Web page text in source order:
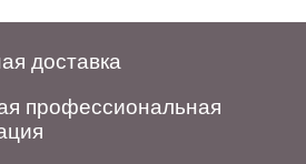
доставка
профессиональная